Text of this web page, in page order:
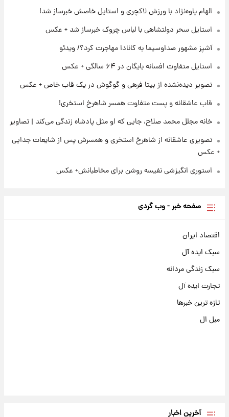
۲۱ ساعت پیش
برای اولین بار؛ انتشار تصاویری از رهبر جدید
انقلاب/ویدیو
تصاویر عمامه بستن به شیوه خاتمی/ویدیو
الهام پاوه‌نژاد با ورزش لاکچری و استایل خاصش خبرساز شد!
استایل سحر دولتشاهی با لباس چروک خبرساز شد + عکس
آشپز مشهور صداوسیما به کانادا مهاجرت کرد؟/ ویدئو
استایل متفاوت افسانه بایگان در ۶۴ سالگی + عکس
تصویر دیده‌نشده از بیتا فرهی و گوگوش در یک قاب خاص + عکس
قاب عاشقانه و پست متفاوت همسر شاهرخ استخری!
خانه مجلل محمد صلاح، جایی که او مثل پادشاه زندگی می‌کند | تصاویر
تصویری عاشقانه از شاهرخ استخری و همسرش پس از شایعات جدایی
+ عکس
استوری انگیزشی نفیسه روشن برای مخاطبانش+ عکس
صفحه خبر - وب گردی
اقتصاد ایران
سبک ایده آل
سبک زندگی مردانه
تجارت ایده آل
تازه ترین خبرها
مبل ال
آخرین اخبار